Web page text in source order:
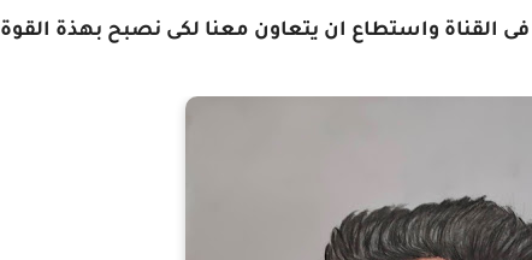
القناة واستطاع ان يتعاون معنا لكى نصبح بهذة القوة